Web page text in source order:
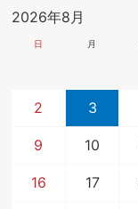
2026年8月
日 月
2 3
9 10
16 17